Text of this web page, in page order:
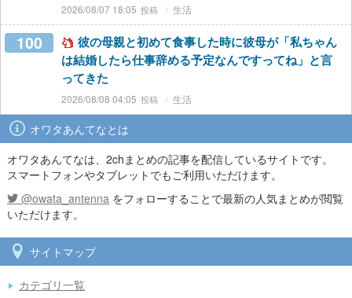
2026/08/07 18:05 生活
100
彼の母親と初めて食事した時に彼母が「私ちゃん
は結婚したら仕事辞める予定なんですってね」と言
ってきた
2026/08/08 04:05 生活
オワタあんてなとは
オワタあんてなは、2chまとめの記事を配信しているサイトです。
スマートフォンやタブレットでもご利用いただけます。
@owata_antenna をフォローすることで最新の人気まとめが閲覧
いただけます。
サイトマップ
カテゴリ一覧